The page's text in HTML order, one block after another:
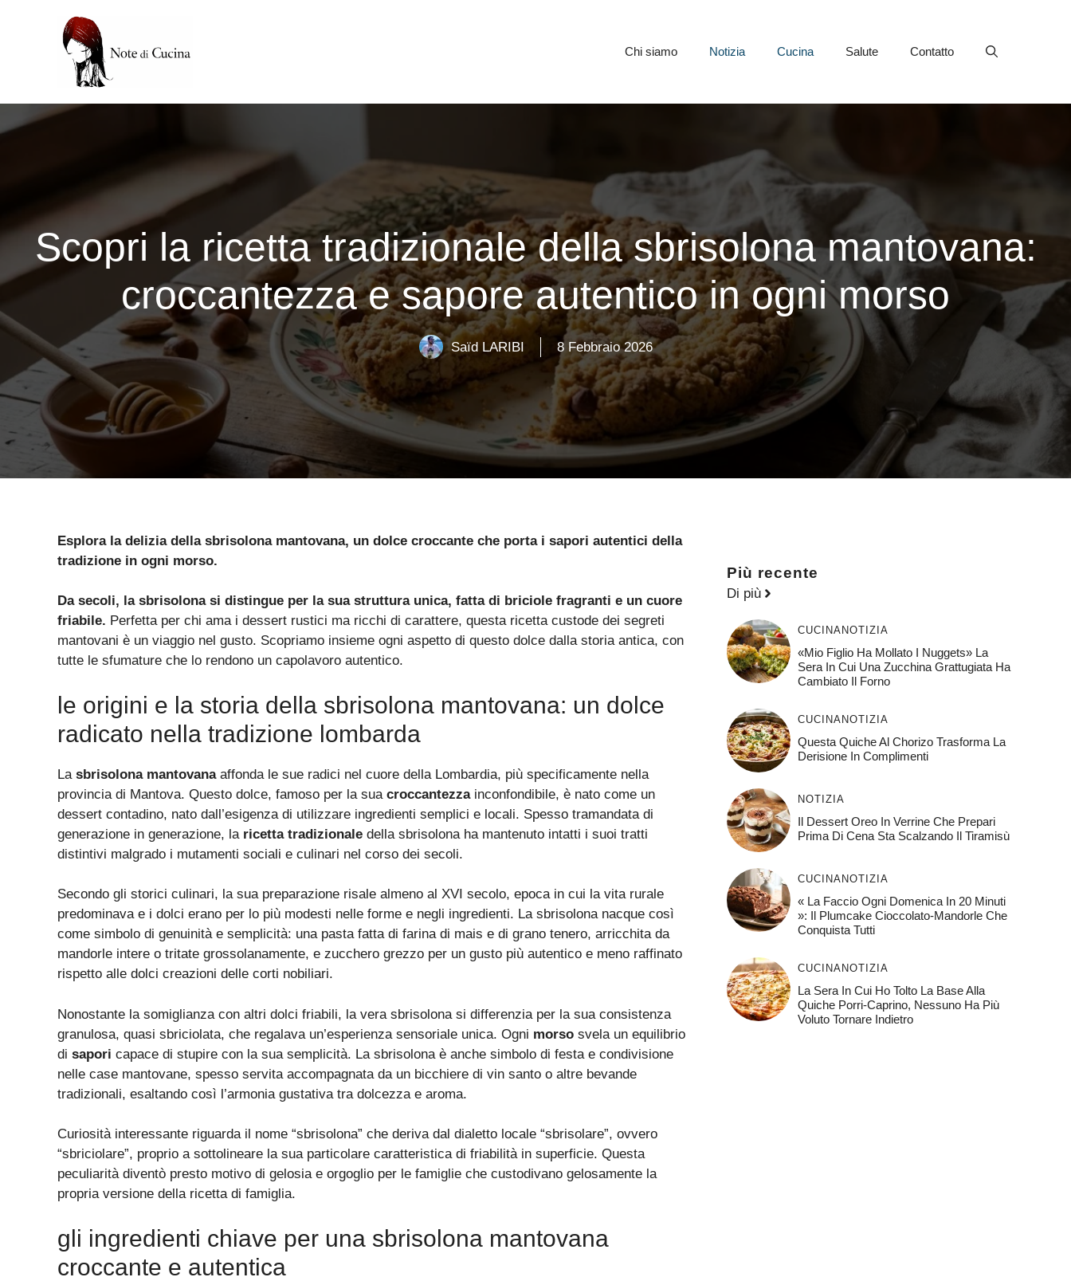
Chi siamo Notizia Cucina Salute Contatto
Scopri la ricetta tradizionale della sbrisolona mantovana:
croccantezza e sapore autentico in ogni morso
Saïd LARIBI 8 Febbraio 2026
Esplora la delizia della sbrisolona mantovana, un dolce croccante che porta i sapori autentici della
tradizione in ogni morso.
Da secoli, la sbrisolona si distingue per la sua struttura unica, fatta di briciole fragranti e un cuore
friabile. Perfetta per chi ama i dessert rustici ma ricchi di carattere, questa ricetta custode dei segreti
mantovani è un viaggio nel gusto. Scopriamo insieme ogni aspetto di questo dolce dalla storia antica, con
tutte le sfumature che lo rendono un capolavoro autentico.
le origini e la storia della sbrisolona mantovana: un dolce
radicato nella tradizione lombarda
La sbrisolona mantovanaaffonda le sue radici nel cuore della Lombardia, più specificamente nella
provincia di Mantova. Questo dolce, famoso per la sua croccantezzainconfondibile, è nato come un
dessert contadino, nato dall’esigenza di utilizzare ingredienti semplici e locali. Spesso tramandata di
generazione in generazione, la ricetta tradizionale della sbrisolona ha mantenuto intatti i suoi tratti
distintivi malgrado i mutamenti sociali e culinari nel corso dei secoli.
Secondo gli storici culinari, la sua preparazione risale almeno al XVI secolo, epoca in cui la vita rurale
predominava e i dolci erano per lo più modesti nelle forme e negli ingredienti. La sbrisolona nacque così
come simbolo di genuinità e semplicità: una pasta fatta di farina di mais e di grano tenero, arricchita da
mandorle intere o tritate grossolanamente, e zucchero grezzo per un gusto più autentico e meno raffinato
rispetto alle dolci creazioni delle corti nobiliari.
Nonostante la somiglianza con altri dolci friabili, la vera sbrisolona si differenzia per la sua consistenza
granulosa, quasi sbriciolata, che regalava un’esperienza sensoriale unica. Ogni morso svela un equilibrio
di sapori capace di stupire con la sua semplicità. La sbrisolona è anche simbolo di festa e condivisione
nelle case mantovane, spesso servita accompagnata da un bicchiere di vin santo o altre bevande
tradizionali, esaltando così l’armonia gustativa tra dolcezza e aroma.
Curiosità interessante riguarda il nome “sbrisolona” che deriva dal dialetto locale “sbrisolare”, ovvero
“sbriciolare”, proprio a sottolineare la sua particolare caratteristica di friabilità in superficie. Questa
peculiarità diventò presto motivo di gelosia e orgoglio per le famiglie che custodivano gelosamente la
propria versione della ricetta di famiglia.
gli ingredienti chiave per una sbrisolona mantovana
croccante e autentica
Più recente
Di più
CUCINANOTIZIA
«Mio Figlio Ha Mollato I Nuggets» La
Sera In Cui Una Zucchina Grattugiata Ha
Cambiato Il Forno
CUCINANOTIZIA
Questa Quiche Al Chorizo ​​trasforma La
Derisione In Complimenti
NOTIZIA
Il Dessert Oreo In Verrine Che Prepari
Prima Di Cena Sta Scalzando Il Tiramisù
CUCINANOTIZIA
« La Faccio Ogni Domenica In 20 Minuti
»: Il Plumcake Cioccolato-Mandorle Che
Conquista Tutti
CUCINANOTIZIA
La Sera In Cui Ho Tolto La Base Alla
Quiche Porri-Caprino, Nessuno Ha Più
Voluto Tornare Indietro